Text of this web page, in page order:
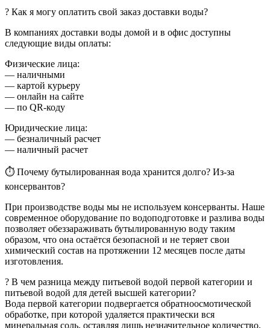
? Как я могу оплатить свой заказ доставки воды?
В компаниях доставки воды домой и в офис доступны
следующие виды оплаты:
Физические лица:
— наличными
— картой курьеру
— онлайн на сайте
— по QR-коду
Юридические лица:
— безналичный расчет
— наличный расчет
⏱ Почему бутылированная вода хранится долго? Из-за
консервантов?
При производстве воды мы не используем консерванты. Наше
современное оборудование по водоподготовке и разлива воды
позволяет обеззараживать бутылированную воду таким
образом, что она остаётся безопасной и не теряет свои
химический состав на протяжении 12 месяцев после даты
изготовления.
? В чем разница между питьевой водой первой категории и
питьевой водой для детей высшей категории?
Вода первой категории подвергается обратноосмотической
обработке, при которой удаляется практически вся
минеральная соль, оставляя лишь незначительное количество.